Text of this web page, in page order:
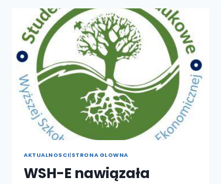
O
WSPÓŁPRACY
Z
WINNICKIM
PAŃSTWOWYM
UNIWERSYTET
PEDAGOGICZNYM
IM.
MICHAIŁA
KOCIUBIŃSKIEGO
AKTUALNOSCI|STRONA GLOWNA
WSH-E nawiązała